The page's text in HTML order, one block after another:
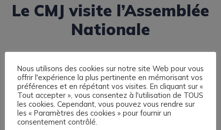
Le CMJ visite l’Assemblée
Nationale
Nous utilisons des cookies sur notre site Web pour vous
offrir l'expérience la plus pertinente en mémorisant vos
préférences et en répétant vos visites. En cliquant sur «
Tout accepter », vous consentez à l'utilisation de TOUS
les cookies. Cependant, vous pouvez vous rendre sur
les « Paramètres des cookies » pour fournir un
consentement contrôlé.